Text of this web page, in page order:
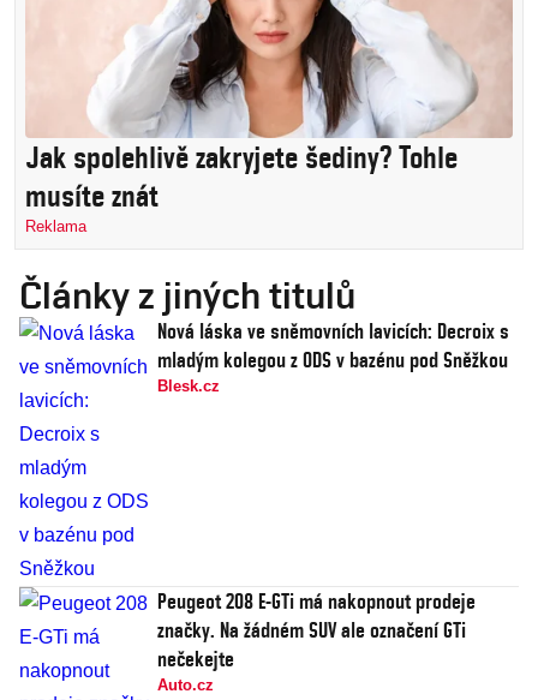
Jak spolehlivě zakryjete šediny? Tohle
musíte znát
Reklama
Články z jiných titulů
Nová láska ve sněmovních lavicích: Decroix s
mladým kolegou z ODS v bazénu pod Sněžkou
Blesk.cz
Peugeot 208 E-GTi má nakopnout prodeje
značky. Na žádném SUV ale označení GTi
nečekejte
Auto.cz